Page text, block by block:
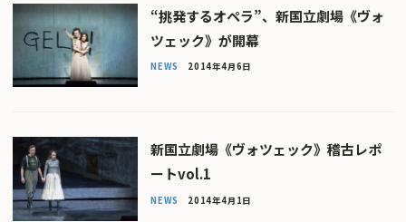
“挑発するオペラ”、新国立劇場《ヴォ
ツェック》が開幕
NEWS 2014年4月6日
新国立劇場《ヴォツェック》稽古レポ
ートvol.1
NEWS 2014年4月1日